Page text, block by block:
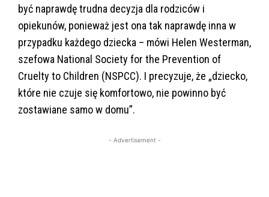
być naprawdę trudna decyzja dla rodziców i
opiekunów, ponieważ jest ona tak naprawdę inna w
przypadku każdego dziecka – mówi Helen Westerman,
szefowa National Society for the Prevention of
Cruelty to Children (NSPCC). I precyzuje, że „dziecko,
które nie czuje się komfortowo, nie powinno być
zostawiane samo w domu”.
- Advertisement -